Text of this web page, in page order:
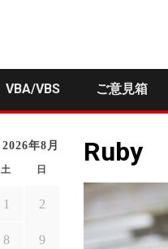
VBA/VBS ご意見箱
Ruby
2026年8月
土 日
1 2
8 9